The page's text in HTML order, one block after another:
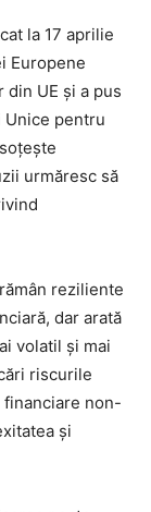
la 17 aprilie
Europene
UE și a pus
Unice pentru
urmăresc să
reziliente
dar arată
volatil și mai
riscurile
non-
și